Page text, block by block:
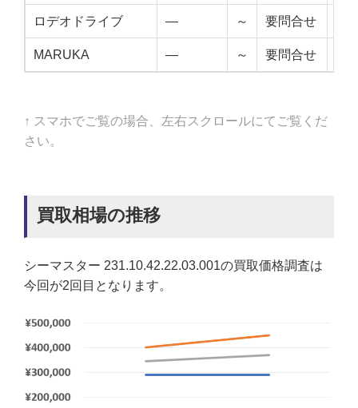
ロデオドライブ — ～ 要問合せ
MARUKA — ～ 要問合せ
↑ スマホでご覧の場合、左右スクロールにてご覧くだ
さい。
買取相場の推移
シーマスター 231.10.42.22.03.001の買取価格調査は
今回が2回目となります。